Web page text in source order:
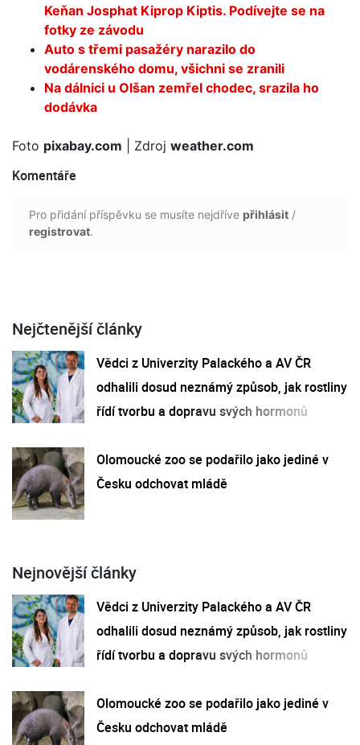
Keňan Josphat Kiprop Kiptis. Podívejte se na
fotky ze závodu
Auto s třemi pasažéry narazilo do
vodárenského domu, všichni se zranili
Na dálnici u Olšan zemřel chodec, srazila ho
dodávka
Foto pixabay.com | Zdroj weather.com
Komentáře
Pro přidání příspěvku se musíte nejdříve přihlásit /
registrovat.
Nejčtenější články
Vědci z Univerzity Palackého a AV ČR
odhalili dosud neznámý způsob, jak rostliny
řídí tvorbu a dopravu svých hormonů
Olomoucké zoo se podařilo jako jediné v
Česku odchovat mládě
Nejnovější články
Vědci z Univerzity Palackého a AV ČR
odhalili dosud neznámý způsob, jak rostliny
řídí tvorbu a dopravu svých hormonů
Olomoucké zoo se podařilo jako jediné v
Česku odchovat mládě